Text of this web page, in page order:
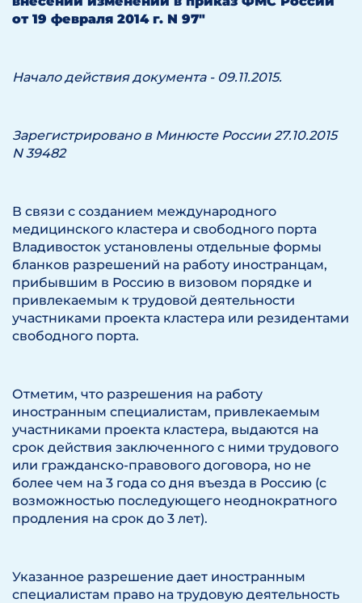
от 19 февраля 2014 г. N 97"
Начало действия документа - 09.11.2015.
Зарегистрировано в Минюсте России 27.10.2015
N 39482
В связи с созданием международного
медицинского кластера и свободного порта
Владивосток установлены отдельные формы
бланков разрешений на работу иностранцам,
прибывшим в Россию в визовом порядке и
привлекаемым к трудовой деятельности
участниками проекта кластера или резидентами
свободного порта.
Отметим, что разрешения на работу
иностранным специалистам, привлекаемым
участниками проекта кластера, выдаются на
срок действия заключенного с ними трудового
или гражданско-правового договора, но не
более чем на 3 года со дня въезда в Россию (с
возможностью последующего неоднократного
продления на срок до 3 лет).
Указанное разрешение дает иностранным
специалистам право на трудовую деятельность